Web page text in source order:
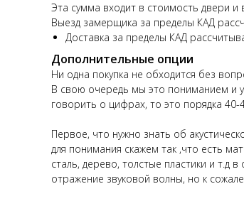
Эта сумма входит в стоимость двери
Выезд замерщика за пределы КАД
Доставка за пределы КАД
Дополнительные опции
Ни одна покупка не обходится без
В свою очередь мы это пониманием и
говорить о цифрах, то это порядка
Первое, что нужно знать об
для понимания скажем так ,что есть
сталь, дерево, толстые пластики и
отражение звуковой волны, но к